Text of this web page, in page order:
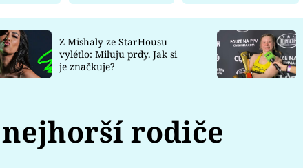
Z Mishaly ze StarHousu
vylétlo: Miluju prdy. Jak si
je značkuje?
nejhorší rodiče